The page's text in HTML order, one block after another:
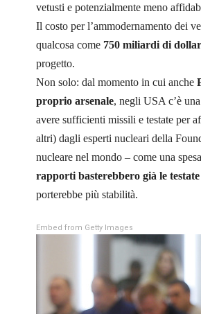
vetusti e potenzialmente meno
Il costo per l’ammodernamento dei
qualcosa come 750 miliardi di
progetto.
Non solo: dal momento in cui anche
proprio arsenale, negli USA c’è
avere sufficienti missili e testate per
altri) dagli esperti nucleari della
nucleare nel mondo – come una
rapporti basterebbero già le testate
porterebbe più stabilità.
Embed from Getty Images